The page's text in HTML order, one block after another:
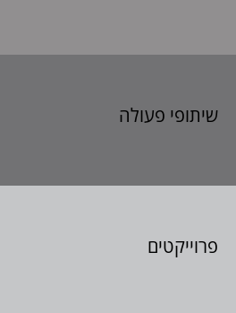
שיתופי פעולה
פרוייקטים